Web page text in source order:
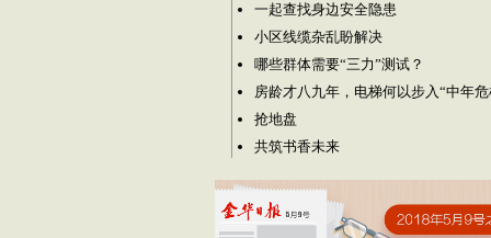
一起查找身边安全隐患
小区线缆杂乱盼解决
哪些群体需要“三力”测试？
房龄才八九年，电梯何以步入“中年危
抢地盘
共筑书香未来